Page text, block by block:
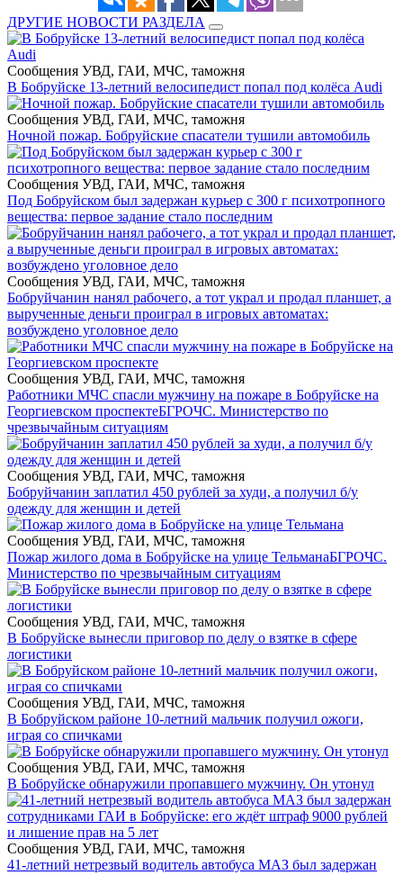
ДРУГИЕ НОВОСТИ РАЗДЕЛА
Сообщения УВД, ГАИ, МЧС, таможня
В Бобруйске 13-летний велосипедист попал под колёса Audi
Сообщения УВД, ГАИ, МЧС, таможня
Ночной пожар. Бобруйские спасатели тушили автомобиль
Сообщения УВД, ГАИ, МЧС, таможня
Под Бобруйском был задержан курьер с 300 г психотропного
вещества: первое задание стало последним
Сообщения УВД, ГАИ, МЧС, таможня
Бобруйчанин нанял рабочего, а тот украл и продал планшет, а
вырученные деньги проиграл в игровых автоматах:
возбуждено уголовное дело
Сообщения УВД, ГАИ, МЧС, таможня
Работники МЧС спасли мужчину на пожаре в Бобруйске на
Георгиевском проспектеБГРОЧС. Министерство по
чрезвычайным ситуациям
Сообщения УВД, ГАИ, МЧС, таможня
Бобруйчанин заплатил 450 рублей за худи, а получил б/у
одежду для женщин и детей
Сообщения УВД, ГАИ, МЧС, таможня
Пожар жилого дома в Бобруйске на улице ТельманаБГРОЧС.
Министерство по чрезвычайным ситуациям
Сообщения УВД, ГАИ, МЧС, таможня
В Бобруйске вынесли приговор по делу о взятке в сфере
логистики
Сообщения УВД, ГАИ, МЧС, таможня
В Бобруйском районе 10-летний мальчик получил ожоги,
играя со спичками
Сообщения УВД, ГАИ, МЧС, таможня
В Бобруйске обнаружили пропавшего мужчину. Он утонул
Сообщения УВД, ГАИ, МЧС, таможня
41-летний нетрезвый водитель автобуса МАЗ был задержан